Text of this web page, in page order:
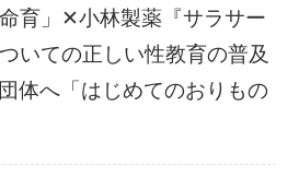
育」✕小林製薬『サラサー
いての正しい性教育の普及
体へ「はじめてのおりもの